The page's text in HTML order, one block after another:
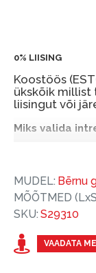
0% LIISING
Koostöös
ükskõik millist
liisingut või
Miks valida
teil
hiljem
eeliseid ilma
perioodiga kuni
VAADATA
MUDEL: Bērnu
MÕÕTMED
SKU: S29310